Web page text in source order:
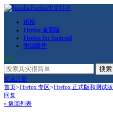
论坛
Firefox 桌面版
Firefox for Android
附加组件
RSS
搜索
登录注册
首页>Firefox 专区>Firefox 正式版和测试版
回复
« 返回列表